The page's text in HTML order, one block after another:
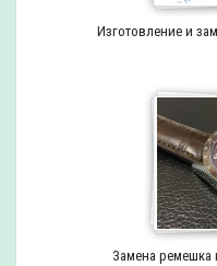
Изготовление и
Замена ремешка